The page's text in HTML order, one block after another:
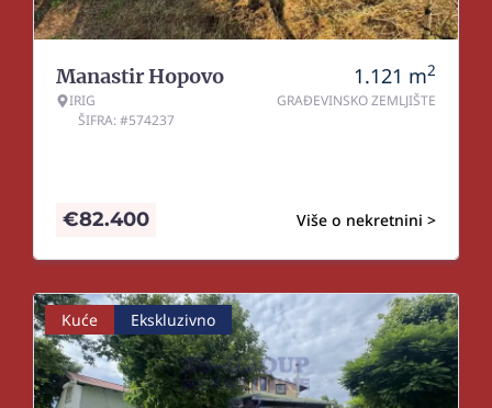
Manastir Hopovo
IRIG
ŠIFRA: #574237
1.121 m2
GRAĐEVINSKO ZEMLJIŠTE
Više o nekretnini >
€82.400
Kuće Ekskluzivno